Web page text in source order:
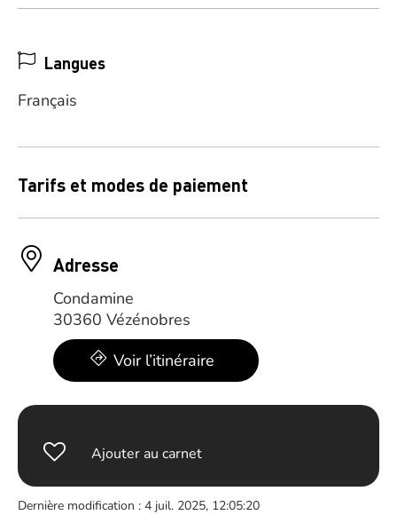
Langues
Français
Tarifs et modes de paiement
Adresse
Condamine
30360 Vézénobres
Voir l’itinéraire
Ajouter au carnet
Dernière modification : 4 juil. 2025, 12:05:20